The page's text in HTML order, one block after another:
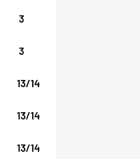
3
3
13/14
13/14
13/14